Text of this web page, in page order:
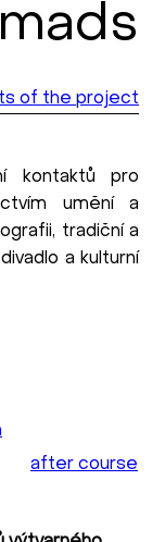
of the project
kontaktů pro
umění a
tradiční a
a kulturní
after course